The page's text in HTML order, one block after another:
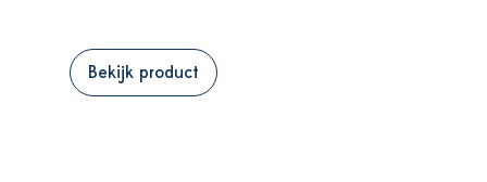
Bekijk product